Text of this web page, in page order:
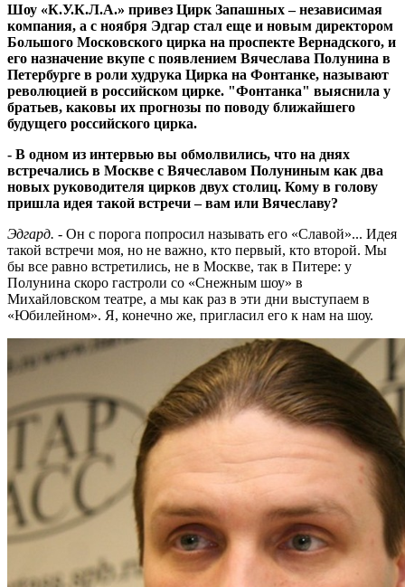
Шоу «К.У.К.Л.А.» привез Цирк Запашных – независимая
компания, а с ноября Эдгар стал еще и новым директором
Большого Московского цирка на проспекте Вернадского, и
его назначение вкупе с появлением Вячеслава Полунина в
Петербурге в роли худрука Цирка на Фонтанке, называют
революцией в российском цирке. "Фонтанка" выяснила у
братьев, каковы их прогнозы по поводу ближайшего
будущего российского цирка.
- В одном из интервью вы обмолвились, что на днях
встречались в Москве с Вячеславом Полуниным как два
новых руководителя цирков двух столиц. Кому в голову
пришла идея такой встречи – вам или Вячеславу?
Эдгард. - Он с порога попросил называть его «Славой»... Идея
такой встречи моя, но не важно, кто первый, кто второй. Мы
бы все равно встретились, не в Москве, так в Питере: у
Полунина скоро гастроли со «Снежным шоу» в
Михайловском театре, а мы как раз в эти дни выступаем в
«Юбилейном». Я, конечно же, пригласил его к нам на шоу.